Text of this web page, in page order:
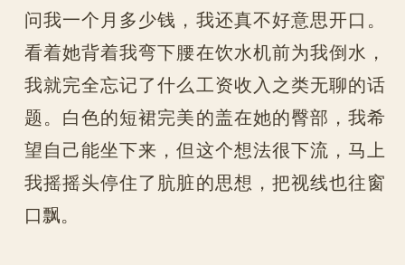
问我一个月多少钱，我还真不好意思开口。
看着她背着我弯下腰在饮水机前为我倒水，
我就完全忘记了什么工资收入之类无聊的话
题。白色的短裙完美的盖在她的臀部，我希
望自己能坐下来，但这个想法很下流，马上
我摇摇头停住了肮脏的思想，把视线也往窗
口飘。